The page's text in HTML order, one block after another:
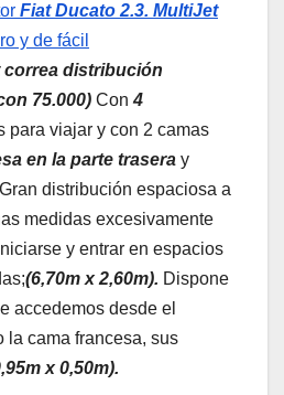
Fiat Ducato 2.3. MultiJet
y de fácil
correa distribución
75.000) Con4
para viajar y con 2 camas
en la parte trasera y
distribución espaciosa a
medidas excesivamente
y entrar en espacios
(6,70m x 2,60m). Dispone
accedemos desde el
la cama francesa, sus
x 0,50m).